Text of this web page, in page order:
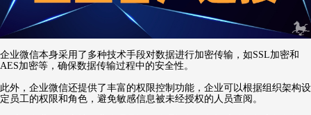
企业微信本身采用了多种技术手段对数据进行加密传输，如SSL加密和
AES加密等，确保数据传输过程中的安全性。
此外，企业微信还提供了丰富的权限控制功能，企业可以根据组织架构设
定员工的权限和角色，避免敏感信息被未经授权的人员查阅。